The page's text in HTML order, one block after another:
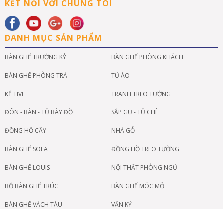
KẾT NỐI VỚI CHÚNG TÔI
DANH MỤC SẢN PHẨM
BÀN GHẾ TRƯỜNG KỶ BÀN GHẾ PHÒNG KHÁCH
BÀN GHẾ PHÒNG TRÀ TỦ ÁO
KỆ TIVI TRANH TREO TƯỜNG
ĐÔN - BÀN - TỦ BÀY ĐỒ SẬP GỤ - TỦ CHÈ
ĐỒNG HỒ CÂY NHÀ GỖ
BÀN GHẾ SOFA ĐỒNG HỒ TREO TƯỜNG
BÀN GHẾ LOUIS NỘI THẤT PHÒNG NGỦ
BỘ BÀN GHẾ TRÚC BÀN GHẾ MÓC MỎ
BÀN GHẾ VÁCH TÀU VĂN KỶ